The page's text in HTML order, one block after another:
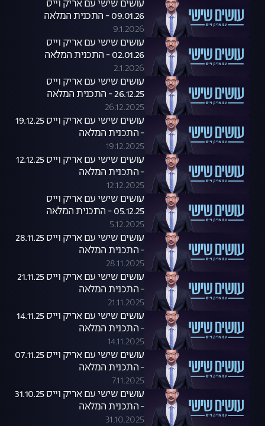
עושים שישי עם אריק וייס
09.01.26 - התכנית המלאה
9.1.2026
עושים שישי עם אריק וייס
02.01.26 - התכנית המלאה
2.1.2026
עושים שישי עם אריק וייס
26.12.25 - התכנית המלאה
26.12.2025
עושים שישי עם אריק וייס 19.12.25
- התכנית המלאה
19.12.2025
עושים שישי עם אריק וייס 12.12.25
- התכנית המלאה
12.12.2025
עושים שישי עם אריק וייס
05.12.25 - התכנית המלאה
5.12.2025
עושים שישי עם אריק וייס 28.11.25
- התכנית המלאה
28.11.2025
עושים שישי עם אריק וייס 21.11.25
- התכנית המלאה
21.11.2025
עושים שישי עם אריק וייס 14.11.25
- התכנית המלאה
14.11.2025
עושים שישי עם אריק וייס 07.11.25
- התכנית המלאה
7.11.2025
עושים שישי עם אריק וייס 31.10.25
- התכנית המלאה
31.10.2025